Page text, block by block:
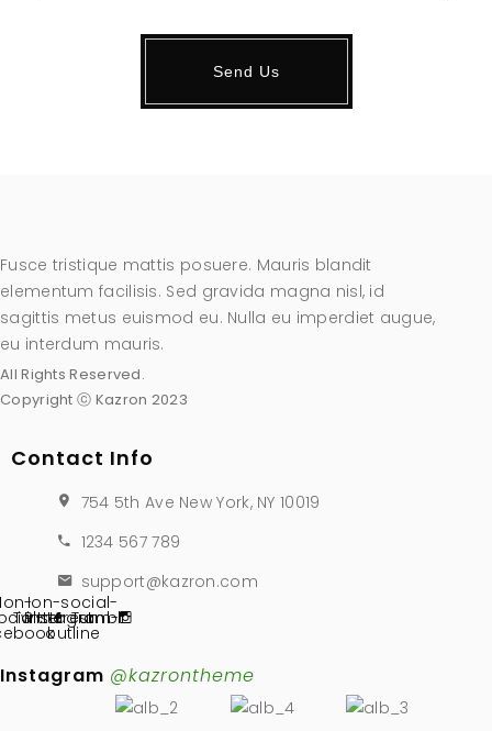
Fusce tristique mattis posuere. Mauris blandit
elementum facilisis. Sed gravida magna nisl, id
sagittis metus euismod eu. Nulla eu imperdiet augue,
eu interdum mauris.
All Rights Reserved.
Copyright ⓒ Kazron 2023
Contact Info
754 5th Ave New York, NY 10019
1234 567 789
support@kazron.com
Ion-
Twitter
Pinterest
Ion-social-
instagram-
outline
Tumblr
Instagram @kazrontheme